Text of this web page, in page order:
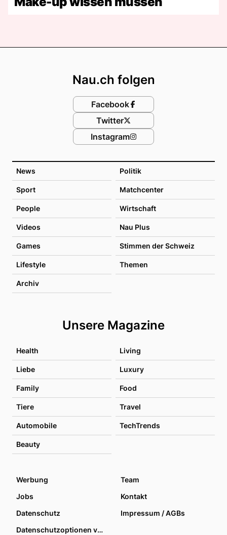
News Politik
Sport Matchcenter
People Wirtschaft
Videos Nau Plus
Games Stimmen der Schweiz
Lifestyle Themen
Archiv
Unsere Magazine
Health Living
Liebe Luxury
Family Food
Tiere Travel
Automobile TechTrends
Beauty
Nau.ch folgen
Facebook
Twitter
Instagram
Werbung
Team
Jobs
Kontakt
Datenschutz
Impressum / AGBs
Datenschutzoptionen verwalten